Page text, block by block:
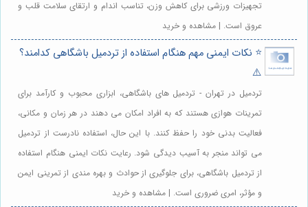
تجهیزات ورزشی برای کاهش وزن، تناسب اندام و ارتقای سلامت قلب و
عروق است. | مشاهده و خرید
⭐️ نکات ایمنی مهم هنگام استفاده از تردمیل باشگاهی کدامند؟
⚠️
تردمیل در تهران - تردمیل های باشگاهی، ابزاری محبوب و کارآمد برای
تمرینات هوازی هستند که به افراد امکان می دهند در هر زمان و مکانی،
فعالیت بدنی خود را حفظ کنند. با این حال، استفاده نادرست از تردمیل
می تواند منجر به آسیب دیدگی شود. رعایت نکات ایمنی هنگام استفاده
از تردمیل باشگاهی، برای جلوگیری از حوادث و بهره مندی از تمرینی ایمن
و مؤثر، امری ضروری است. | مشاهده و خرید